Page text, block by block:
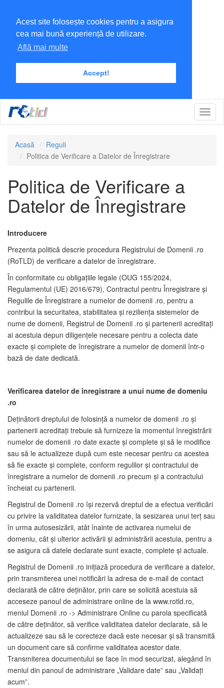
Acest site folosește cookies pentru a asigura
cea mai bună experiență de utilizare.
Află mai multe
Accept!
Acasă
Reguli
Politica de Verificare a Datelor de Înregistrare
Politica de Verificare a
Datelor de Înregistrare
Introducere
Prezenta politică descrie procedura Registrului de Domenii .ro
(RoTLD) de verificare a datelor de înregistrare.
În conformitate cu obligațiile legale (OUG 155/2024,
Regulamentul (UE) 2016/679), Contractul pentru Înregistrare și
Regulile de Înregistrare a numelor de domenii .ro, pentru a
contribui la securitatea, stabilitatea și reziliența sistemelor de
nume de domenii, Registrul de Domenii .ro și partenerii acreditați
ai acestuia depun diligențele necesare pentru a colecta date
exacte și complete de înregistrare a numelor de domenii într-o
bază de date dedicată.
Verificarea datelor de înregistrare a unui nume de domeniu
.ro
Deținătorii dreptului de folosință a numelor de domenii .ro și
partenerii acreditați trebuie să furnizeze la momentul înregistrării
numelor de domenii .ro date exacte și complete și să le modifice
sau să le actualizeze după cum este necesar pentru ca acestea
să fie exacte și complete, conform regulilor și contractului de
înregistrare a numelor de domenii .ro precum și a contractului
încheiat cu partenerii.
Registrul de Domenii .ro își rezervă dreptul de a efectua verificări
cu privire la validitatea datelor furnizate, la sesizarea unui terț sau
în urma autosesizării, atât înainte de activarea numelui de
domeniu, cât și ulterior activării și administrării acestuia, pentru a
se asigura că datele declarate sunt exacte, complete și actuale.
Registrul de Domenii .ro inițiază procedura de verificare a datelor,
prin transmiterea unei notificări la adresa de e-mail de contact
declarată de către deținător, prin care se solicită acestuia să
acceseze panoul de administrare online de la www.rotld.ro,
meniul Domenii .ro -> Administrare Online cu parola specificată
de către deținător, să verifice validitatea datelor declarate, să le
actualizeze sau să le corecteze dacă este necesar și să transmită
un document care să confirme validitatea acestor date.
Transmiterea documentului se face în mod securizat, alegând în
meniul din panoul de administrare „Validare date” sau „Validați
acum”.